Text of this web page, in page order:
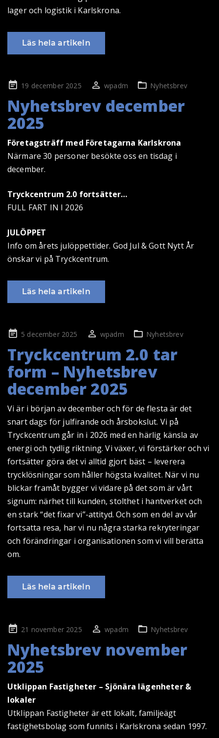
lager och logistik i Karlskrona.
Läs hela artikeln
Publicerad
19 december 2025 wpadm Nyhetsbrev
Nyhetsbrev december
2025
Företagsträff med Företagarna Karlskrona
Närmare 30 personer besökte oss en tisdag i
december.
Tryckcentrum 2.0 fortsätter…
FULL FART IN I 2026
JULÖPPET
Info om årets julöppettider. God Jul & Gott Nytt År
önskar vi på Tryckcentrum.
Läs hela artikeln
Publicerad
5 december 2025 wpadm Nyhetsbrev
Tryckcentrum 2.0 tar
form – Nyhetsbrev
december 2025
Vi är i början av december och för de flesta är det
snart dags för julfirande och årsbokslut. Vi på
Tryckcentrum går in i 2026 med en härlig känsla av
energi och tydlig riktning. Vi växer, vi förstärker och vi
fortsätter göra det vi alltid gjort bäst – leverera
trycklösningar som håller högsta kvalitet. När vi nu
blickar framåt bygger vi vidare på det som är vårt
signum: närhet till kunden, stolthet i hantverket och
en stark “det fixar vi”-attityd. Och som en del av vår
fortsatta resa, har vi nu några starka rekryteringar
och förändringar i organisationen som vi vill berätta
om.
Läs hela artikeln
Publicerad
21 november 2025 wpadm Nyhetsbrev
Nyhetsbrev november
2025
Utklippan Fastigheter – Sjönära lägenheter &
lokaler
Utklippan Fastigheter är ett lokalt, familjeägt
fastighetsbolag som funnits i Karlskrona sedan 1997.